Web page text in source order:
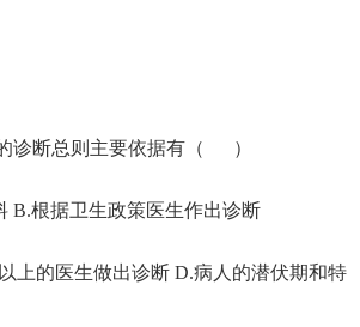
诊断总则主要依据有（ ）
B.根据卫生政策医生作出诊断
上的医生做出诊断 D.病人的潜伏期和特